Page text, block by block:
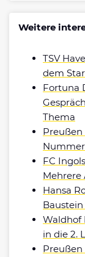
Weitere
TSV
dem
Fortuna
Thema
Preußen
Nummer
FC
Mehrere
Hansa
Waldhof
in die 2.
Preußen